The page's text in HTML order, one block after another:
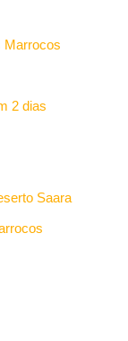
Marrocos
2 dias
Saara